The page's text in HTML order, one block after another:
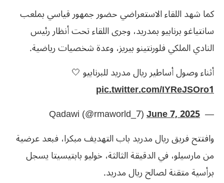
كما شهد اللقاء الاستعراضي حضور جمهور قياسي بملعب
سانتياغو برنابيو بمدريد، وجرى اللقاء تحت أنظار رئيس
النادي الملكي فلورنتينو بيريز، وعدة شخصيات رياضية.
أثناء وصول أساطير ريال مدريد للبرنابيو 🤍
pic.twitter.com/IYReJSOro1
— ‏ Qadawi (@rmaworld_7)
June 7, 2025
وافتتح فريق ريال مدريد باب التهديف مبكرا، فبعد عرضية
من مارسيلو، في الدقيقة الثالثة، خوليو بابتيسيتا يسجل
برأسية متقنة لصالح ريال مدريد.